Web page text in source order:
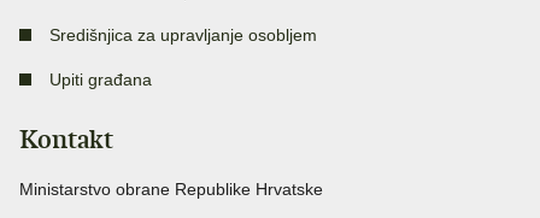
Središnjica za upravljanje osobljem
Upiti građana
Kontakt
Ministarstvo obrane Republike Hrvatske